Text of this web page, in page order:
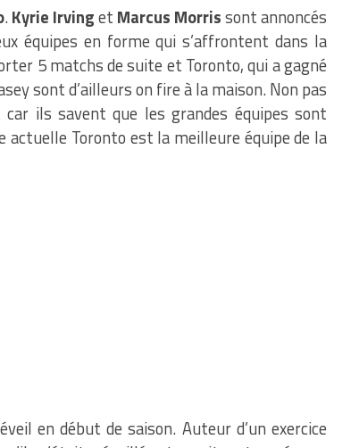
.Kyrie Irvinget Marcus Morrissont annoncés
équipes en forme qui s’affrontent dans la
5 matchs de suite et Toronto, qui a gagné
sont d’ailleurs on fire à la maison. Non pas
ils savent que les grandes équipes sont
actuelle Toronto est la meilleure équipe de la
en début de saison. Auteur d’un exercice